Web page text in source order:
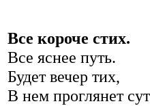
Все короче стих.
Все яснее путь.
Будет вечер тих,
В нем проглянет